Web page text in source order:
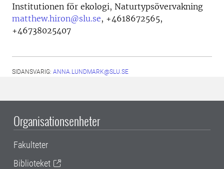
Institutionen för ekologi, Naturtypsövervakning
matthew.hiron@slu.se, +4618672565,
+46738025407
SIDANSVARIG: ANNA.LUNDMARK@SLU.SE
Organisationsenheter
Fakulteter
Biblioteket